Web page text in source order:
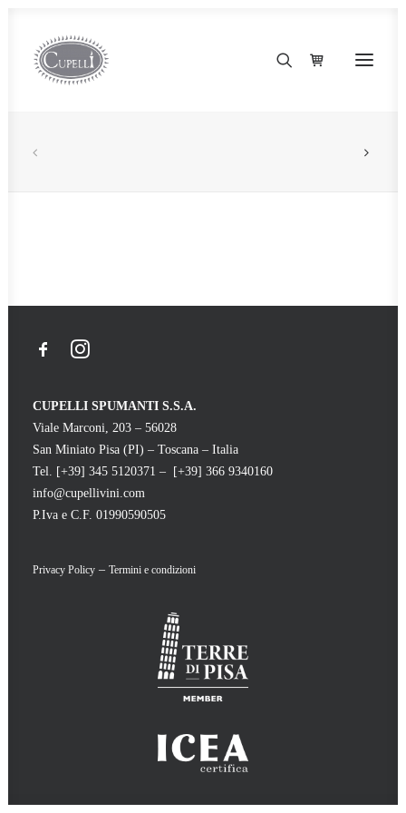
CUPELLI SPUMANTI S.S.A.
Viale Marconi, 203 – 56028
San Miniato Pisa (PI) – Toscana – Italia
Tel. [+39] 345 5120371 – [+39] 366 9340160
info@cupellivini.com
P.Iva e C.F. 01990590505
Privacy Policy – Termini e condizioni